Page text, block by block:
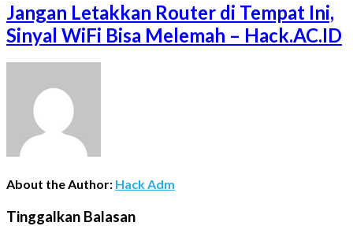
Jangan Letakkan Router di Tempat Ini,
Sinyal WiFi Bisa Melemah – Hack.AC.ID
About the Author: Hack Adm
Tinggalkan Balasan